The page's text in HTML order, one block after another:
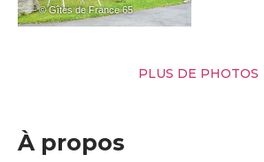
– © Gîtes de France 65
PLUS DE PHOTOS
À propos